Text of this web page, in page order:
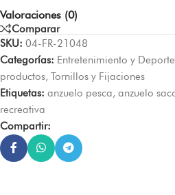
Valoraciones (0)
Comparar
SKU: 04-FR-21048
Categorías: Entretenimiento y
productos, Tornillos y Fijaciones
Etiquetas: anzuelo pesca, anzuelo
recreativa
Compartir: